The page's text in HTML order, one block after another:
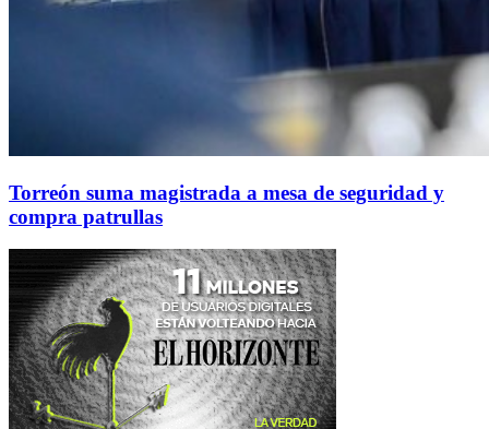
Torreón suma magistrada a mesa de seguridad y
compra patrullas